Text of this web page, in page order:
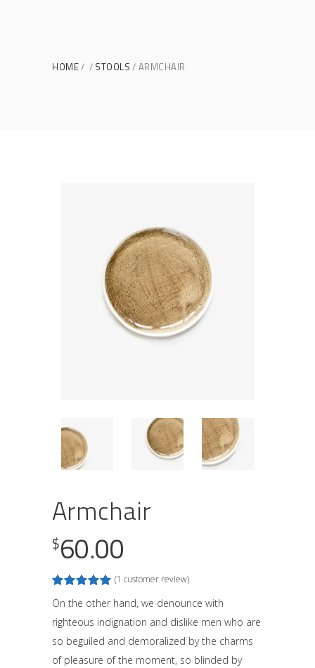
HOME STOOLS ARMCHAIR
Armchair
$60.00
Rated
out
based
on
1
customer
rating
(1 customer review)
On the other hand, we denounce with
righteous indignation and dislike men who are
so beguiled and demoralized by the charms
of pleasure of the moment, so blinded by